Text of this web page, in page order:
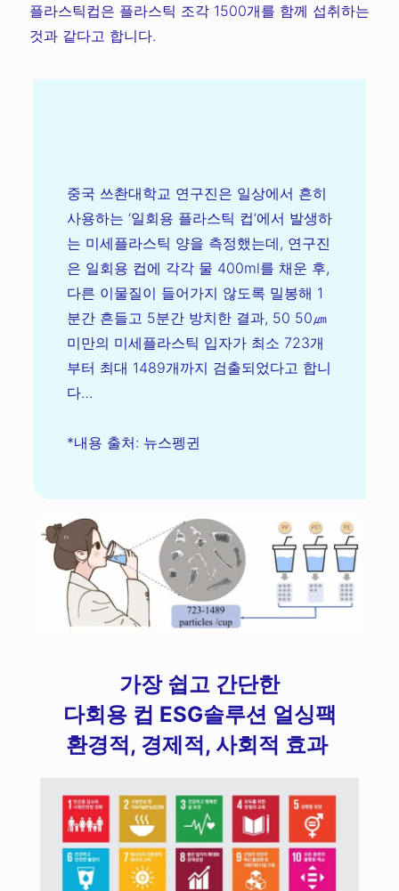
플라스틱컵은 플라스틱 조각 1500개를 함께 섭취하는
것과 같다고 합니다.
중국 쓰촨대학교 연구진은 일상에서 흔히
사용하는 ‘일회용 플라스틱 컵’에서 발생하
는 미세플라스틱 양을 측정했는데, 연구진
은 일회용 컵에 각각 물 400ml를 채운 후,
다른 이물질이 들어가지 않도록 밀봉해 1
분간 흔들고 5분간 방치한 결과, 50 50㎛
미만의 미세플라스틱 입자가 최소 723개
부터 최대 1489개까지 검출되었다고 합니
다…
*내용 출처: 뉴스펭귄
가장 쉽고 간단한
다회용 컵 ESG솔루션 얼싱팩
환경적, 경제적, 사회적 효과